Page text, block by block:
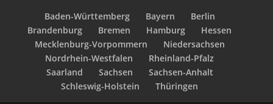
Baden-Württemberg Bayern
Berlin
Brandenburg
Bremen Hamburg
Hessen
Mecklenburg-Vorpommern
Niedersachsen
Nordrhein-Westfalen
Rheinland-Pfalz
Saarland
Sachsen
Sachsen-Anhalt
Schleswig-Holstein
Thüringen